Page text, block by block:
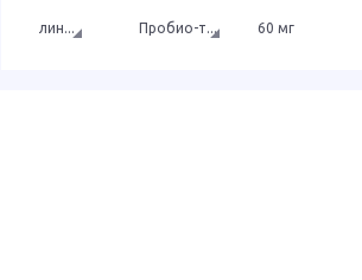
лин... Пробио-т... 60 мг